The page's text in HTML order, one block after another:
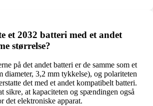
et 2032 batteri med et andet
størrelse?
på det andet batteri er de samme som et
diameter, 3,2 mm tykkelse), og polariteten
det med et andet kompatibelt batteri.
sikre, at kapaciteten og spændingen også
det elektroniske apparat.